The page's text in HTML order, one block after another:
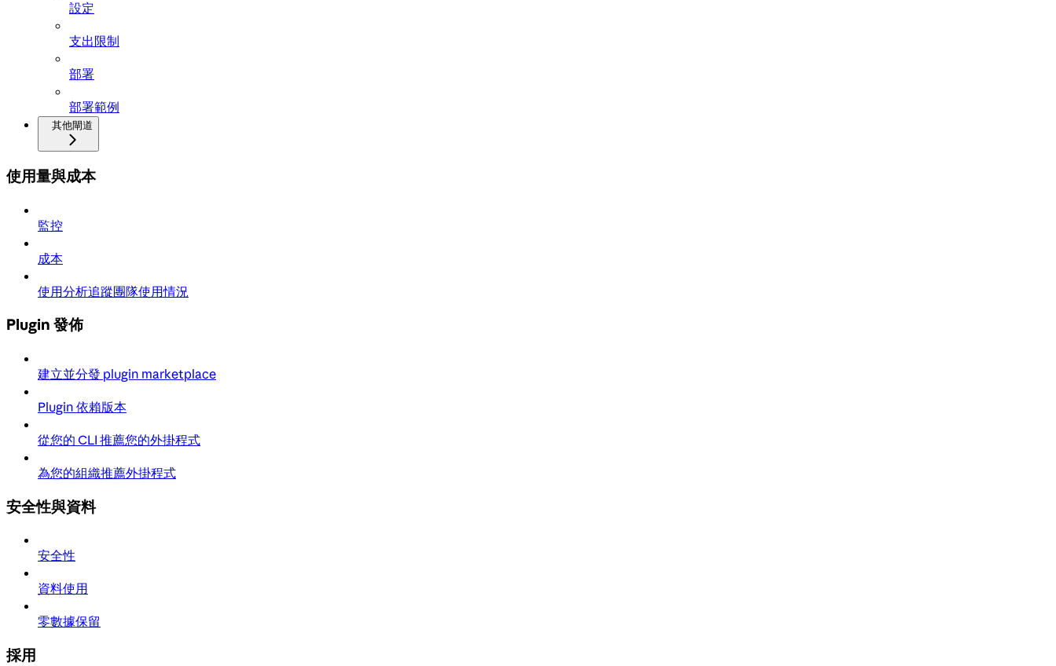
設定
支出限制
部署
部署範例
其他閘道
使用量與成本
監控
成本
使用分析追蹤團隊使用情況
Plugin 發佈
建立並分發 plugin marketplace
Plugin 依賴版本
從您的 CLI 推薦您的外掛程式
為您的組織推薦外掛程式
安全性與資料
安全性
資料使用
零數據保留
採用